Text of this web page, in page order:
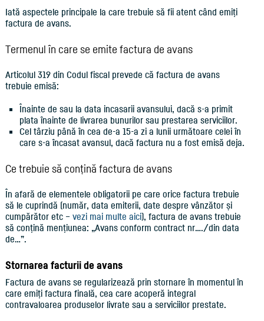
Iată aspectele principale la care trebuie să fii atent când emiți
factura de avans.
Termenul în care se emite factura de avans
Articolul 319 din Codul fiscal prevede că factura de avans
trebuie emisă:
Înainte de sau la data incasarii avansului, dacă s-a primit
plata înainte de livrarea bunurilor sau prestarea serviciilor.
Cel târziu până în cea de-a 15-a zi a lunii următoare celei în
care s-a încasat avansul, dacă factura nu a fost emisă deja.
Ce trebuie să conțină factura de avans
În afară de elementele obligatorii pe care orice factura trebuie
să le cuprindă (număr, data emiterii, date despre vânzător și
cumpărător etc – vezi mai multe aici), factura de avans trebuie
să conțină mențiunea: „Avans conform contract nr…./din data
de…”.
Stornarea facturii de avans
Factura de avans se regularizează prin stornare în momentul în
care emiți factura finală, cea care acoperă integral
contravaloarea produselor livrate sau a serviciilor prestate.